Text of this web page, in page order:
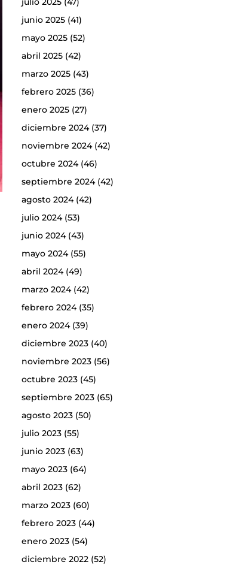
junio 2025(41)
mayo 2025(52)
abril 2025(42)
marzo 2025(43)
febrero 2025(36)
enero 2025(27)
diciembre 2024(37)
noviembre 2024(42)
octubre 2024(46)
septiembre 2024(42)
agosto 2024(42)
julio 2024(53)
junio 2024(43)
mayo 2024(55)
abril 2024(49)
marzo 2024(42)
febrero 2024(35)
enero 2024(39)
diciembre 2023(40)
noviembre 2023(56)
octubre 2023(45)
septiembre 2023(65)
agosto 2023(50)
julio 2023(55)
junio 2023(63)
mayo 2023(64)
abril 2023(62)
marzo 2023(60)
febrero 2023(44)
enero 2023(54)
diciembre 2022(52)